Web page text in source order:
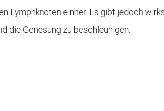
Lymphknoten einher. Es gibt jedoch
die Genesung zu beschleunigen.